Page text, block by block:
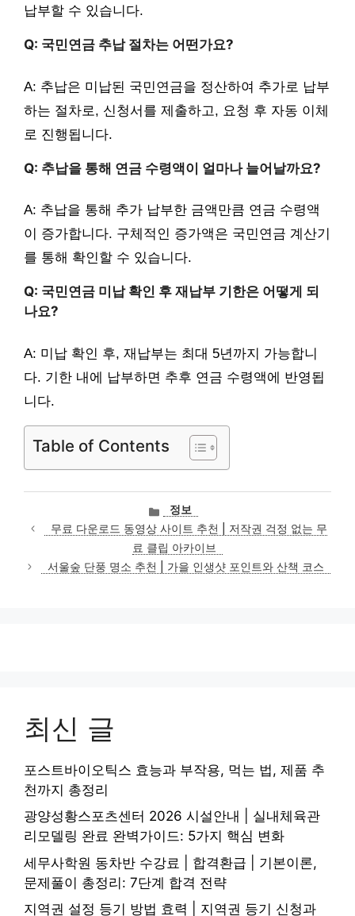
납부할 수 있습니다.
Q: 국민연금 추납 절차는 어떤가요?
A: 추납은 미납된 국민연금을 정산하여 추가로 납부
하는 절차로, 신청서를 제출하고, 요청 후 자동 이체
로 진행됩니다.
Q: 추납을 통해 연금 수령액이 얼마나 늘어날까요?
A: 추납을 통해 추가 납부한 금액만큼 연금 수령액
이 증가합니다. 구체적인 증가액은 국민연금 계산기
를 통해 확인할 수 있습니다.
Q: 국민연금 미납 확인 후 재납부 기한은 어떻게 되
나요?
A: 미납 확인 후, 재납부는 최대 5년까지 가능합니
다. 기한 내에 납부하면 추후 연금 수령액에 반영됩
니다.
Table of Contents
카
테
고
리
정보
무료 다운로드 동영상 사이트 추천 | 저작권 걱정 없는 무
료 클립 아카이브
서울숲 단풍 명소 추천 | 가을 인생샷 포인트와 산책 코스
최신 글
포스트바이오틱스 효능과 부작용, 먹는 법, 제품 추
천까지 총정리
광양성황스포츠센터 2026 시설안내 | 실내체육관
리모델링 완료 완벽가이드: 5가지 핵심 변화
세무사학원 동차반 수강료 | 합격환급 | 기본이론,
문제풀이 총정리: 7단계 합격 전략
지역권 설정 등기 방법 효력 | 지역권 등기 신청과